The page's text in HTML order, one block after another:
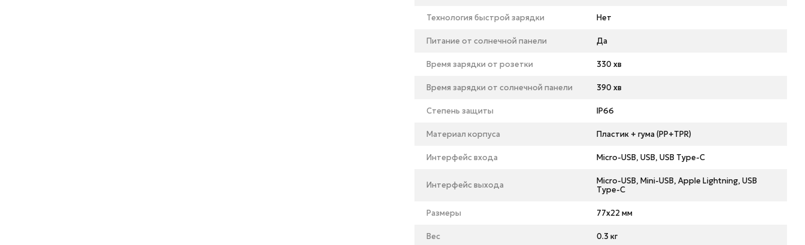
Технология быстрой зарядки Нет
Питание от солнечной панели Да
Время зарядки от розетки 330 хв
Время зарядки от солнечной панели 390 хв
Степень защиты IP66
Материал корпуса Пластик + гума (PP+TPR)
Интерфейс входа Micro-USB, USB, USB Tуpe-C
Интерфейс выхода
Micro-USB, Mini-USB, Apple Lightning, USB
Tуpe-C
Размеры 77x22 мм
Вес 0.3 кг